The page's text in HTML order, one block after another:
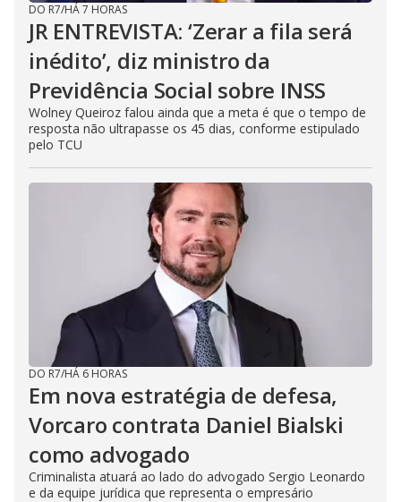
DO R7/HÁ 7 HORAS
JR ENTREVISTA: ‘Zerar a fila será
inédito’, diz ministro da
Previdência Social sobre INSS
Wolney Queiroz falou ainda que a meta é que o tempo de
resposta não ultrapasse os 45 dias, conforme estipulado
pelo TCU
DO R7/HÁ 6 HORAS
Em nova estratégia de defesa,
Vorcaro contrata Daniel Bialski
como advogado
Criminalista atuará ao lado do advogado Sergio Leonardo
e da equipe jurídica que representa o empresário